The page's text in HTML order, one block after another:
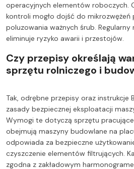
operacyjnych elementów roboczych.
kontroli mogło dojść do mikrozwężeń
poluzowania ważnych śrub.
eliminuje ryzyko awarii i przestojów.
Czy przepisy określają
sprzętu rolniczego i
Tak, odrębne przepisy oraz instrukcje
zasady bezpiecznej eksploatacji
Wymogi te dotyczą sprzętu
obejmują maszyny budowlane na
odpowiada za bezpieczne
czyszczenie elementów filtrujących.
zgodna z zakładowym